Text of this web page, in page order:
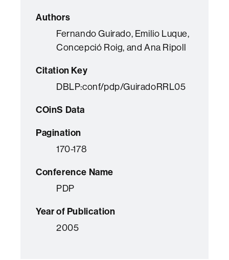
Authors
Fernando Guirado, Emilio Luque,
Concepció Roig, and Ana Ripoll
Citation Key
DBLP:conf/pdp/GuiradoRRL05
COinS Data
Pagination
170-178
Conference Name
PDP
Year of Publication
2005